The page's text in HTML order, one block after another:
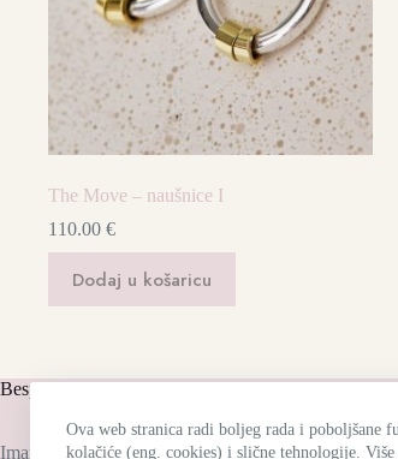
Ova web stranica radi boljeg rada i poboljšane
kolačiće (eng. cookies) i slične tehnologije.
The Move – naušnice I
110.00 €
Dodaj u košaricu
Besplatna dostava
Imamo besplatnu dostavu za sve narudžbe iznad